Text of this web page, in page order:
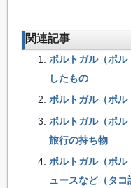
関連記事
ポルトガル（ポ
したもの
ポルトガル（ポル
ポルトガル（ポ
旅行の持ち物
ポルトガル（ポ
ュースなど（タコ